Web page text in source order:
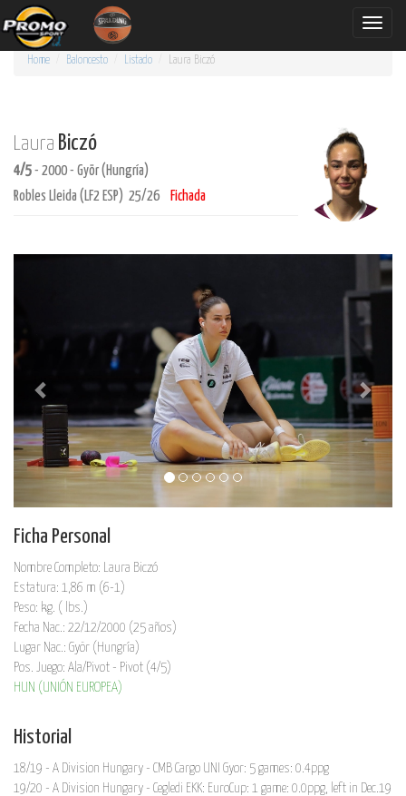
Toggle
Home Baloncesto Listado Laura Biczó
Laura Biczó
4/5 - 2000 - Györ (Hungría)
Robles Lleida (LF2 ESP) 25/26
Fichada
Ficha Personal
Nombre Completo: Laura Biczó
Estatura: 1,86 m (6-1)
Peso: kg. ( lbs.)
Fecha Nac.: 22/12/2000 (25 años)
Lugar Nac.: Györ (Hungría)
Pos. Juego: Ala/Pivot - Pivot (4/5)
HUN (UNIÓN EUROPEA)
Historial
18/19 - A Division Hungary - CMB Cargo UNI Gyor: 5 games: 0.4ppg
19/20 - A Division Hungary - Cegledi EKK: EuroCup: 1 game: 0.0ppg, left in Dec.19